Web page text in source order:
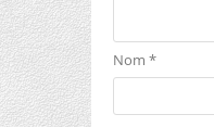
Nom *